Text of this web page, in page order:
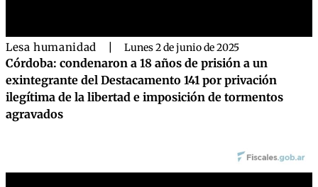
Lesa humanidad Lunes 2 de junio de 2025
Córdoba: condenaron a 18 años de prisión a un
exintegrante del Destacamento 141 por privación
ilegítima de la libertad e imposición de tormentos
agravados